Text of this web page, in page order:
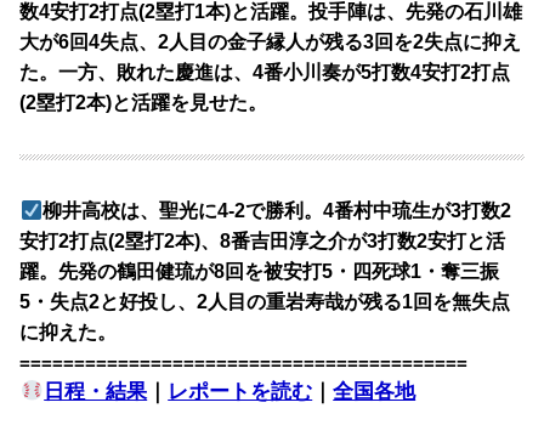
数4安打2打点(2塁打1本)と活躍。投手陣は、先発の石川雄
大が6回4失点、2人目の金子縁人が残る3回を2失点に抑え
た。一方、敗れた慶進は、4番小川奏が5打数4安打2打点
(2塁打2本)と活躍を見せた。
柳井高校は、聖光に4-2で勝利。4番村中琉生が3打数2
安打2打点(2塁打2本)、8番吉田淳之介が3打数2安打と活
躍。先発の鶴田健琉が8回を被安打5・四死球1・奪三振
5・失点2と好投し、2人目の重岩寿哉が残る1回を無失点
に抑えた。
=========================================
日程・結果｜ レポートを読む ｜全国各地